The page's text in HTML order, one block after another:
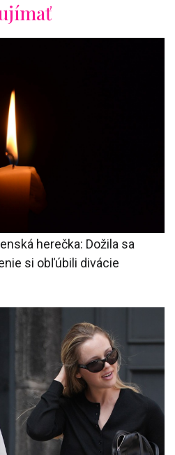
herečka: Dožila sa
si obľúbili divácie